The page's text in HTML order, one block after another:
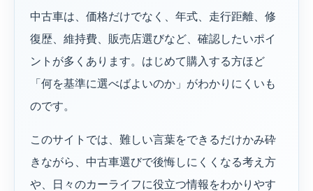
中古車は、価格だけでなく、年式、走行距離、修
復歴、維持費、販売店選びなど、確認したいポイ
ントが多くあります。はじめて購入する方ほど
「何を基準に選べばよいのか」がわかりにくいも
のです。
このサイトでは、難しい言葉をできるだけかみ砕
きながら、中古車選びで後悔しにくくなる考え方
や、日々のカーライフに役立つ情報をわかりやす